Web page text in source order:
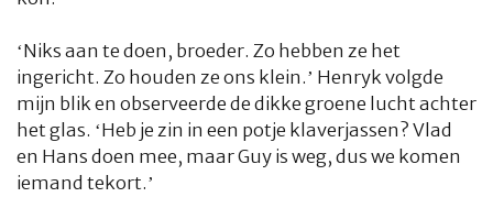
‘Niks aan te doen, broeder. Zo hebben ze het
ingericht. Zo houden ze ons klein.’ Henryk volgde
mijn blik en observeerde de dikke groene lucht achter
het glas. ‘Heb je zin in een potje klaverjassen? Vlad
en Hans doen mee, maar Guy is weg, dus we komen
iemand tekort.’